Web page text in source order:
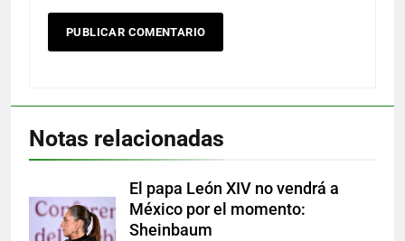
Notas relacionadas
El papa León XIV no vendrá a
México por el momento:
Sheinbaum